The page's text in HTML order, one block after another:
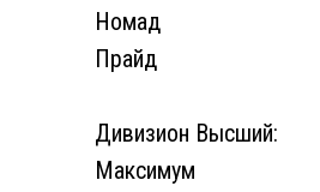
Номад
Прайд
Дивизион Высший:
Максимум